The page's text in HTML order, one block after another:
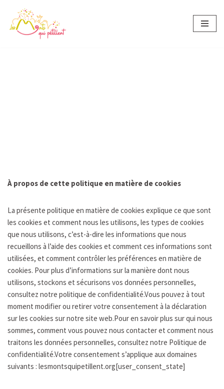
Aller
À propos de cette politique en matière de cookies
La présente politique en matière de cookies explique ce que sont
les cookies et comment nous les utilisons, les types de cookies
que nous utilisons, c’est-à-dire les informations que nous
recueillons à l’aide des cookies et comment ces informations sont
utilisées, et comment contrôler les préférences en matière de
cookies. Pour plus d’informations sur la manière dont nous
utilisons, stockons et sécurisons vos données personnelles,
consultez notre politique de confidentialité.Vous pouvez à tout
moment modifier ou retirer votre consentement à la déclaration
sur les cookies sur notre site web.Pour en savoir plus sur qui nous
sommes, comment vous pouvez nous contacter et comment nous
traitons les données personnelles, consultez notre Politique de
confidentialité.Votre consentement s’applique aux domaines
suivants : lesmontsquipetillent.org[user_consent_state]